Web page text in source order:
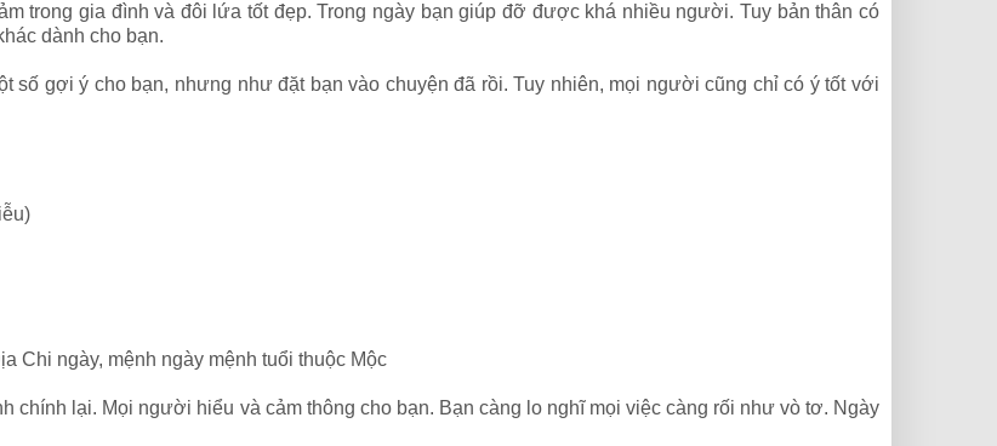
trong gia đình và đôi lứa tốt đẹp. Trong ngày bạn giúp đỡ được khá nhiều người. Tuy bản thân có
dành cho bạn.
số gợi ý cho bạn, nhưng như đặt bạn vào chuyện đã rồi. Tuy nhiên, mọi người cũng chỉ có ý tốt với
Chi ngày, mệnh ngày mệnh tuổi thuộc Mộc
chính lại. Mọi người hiểu và cảm thông cho bạn. Bạn càng lo nghĩ mọi việc càng rối như vò tơ. Ngày